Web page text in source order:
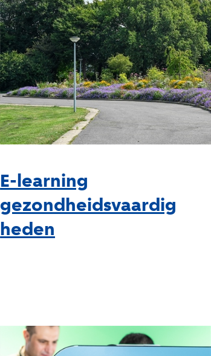
E-learning
gezondheidsvaardig
heden